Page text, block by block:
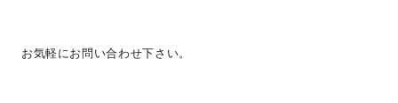
お気軽にお問い合わせ下さい。